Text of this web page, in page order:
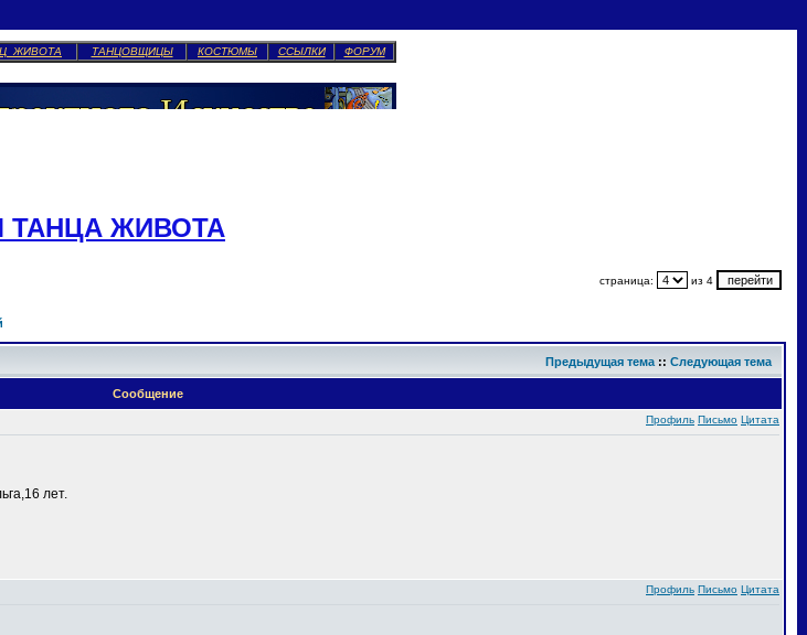
ЖИВОТА ТАНЦОВЩИЦЫ КОСТЮМЫ ССЫЛКИ ФОРУМ
ТАНЦА ЖИВОТА
страница: из 4
Предыдущая тема :: Следующая тема
Сообщение
Профиль Письмо Цитата
лет.
Профиль Письмо Цитата